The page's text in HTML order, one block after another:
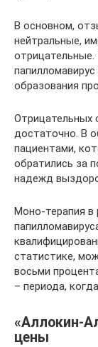
В основном,
нейтральные,
образования
Отрицательных
достаточно. В
пациентами,
обратились за
надежд
Моно-терапия в
статистике,
восьми
– периода,
«Аллокин-
цены